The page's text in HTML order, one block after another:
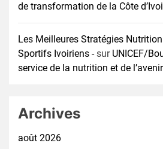
de transformation de la Côte
Les Meilleures Stratégies
Sportifs Ivoiriens -sur UNICEF/
service de la nutrition et de
Archives
août 2026